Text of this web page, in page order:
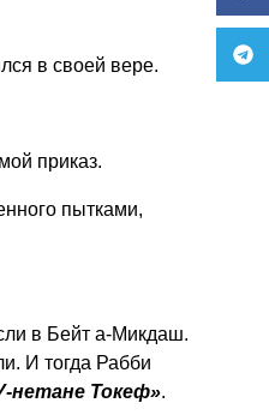
в своей вере.
приказ.
пытками,
в Бейт а-Микдаш.
И тогда Рабби
нетане Токеф».